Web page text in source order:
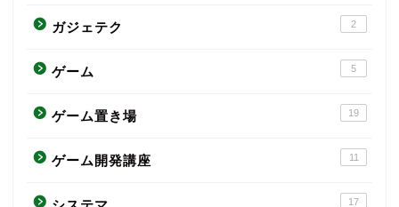
ガジェテク 2
ゲーム 5
ゲーム置き場 19
ゲーム開発講座 11
17